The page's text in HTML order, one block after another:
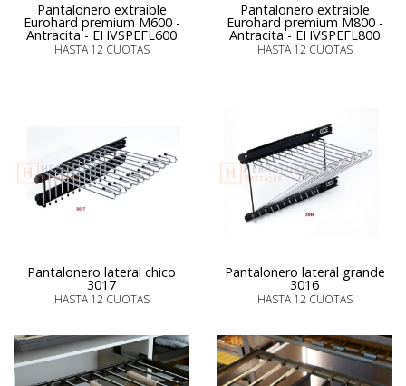
Pantalonero extraible
Eurohard premium M600 -
Antracita - EHVSPEFL600
HASTA 12 CUOTAS
Pantalonero extraible
Eurohard premium M800 -
Antracita - EHVSPEFL800
HASTA 12 CUOTAS
Pantalonero lateral chico
3017
HASTA 12 CUOTAS
Pantalonero lateral grande
3016
HASTA 12 CUOTAS